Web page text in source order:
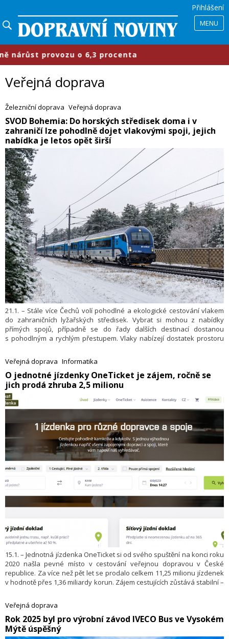
Přihlášení
MENU
procenta
Veřejná doprava
Železniční doprava Veřejná doprava
​SVOD Bohemia: Do horských středisek doma i v
zahraničí lze pohodlně dojet vlakovými spoji, jejich
nabídka je letos opět širší
21.1. – Stále více Čechů volí pohodlné a ekologické cestování vlakem
do zahraničních lyžařských středisek. Vybrat si mohou z nabídky
přímých spojů, případně se do řady dalších destinací dostanou
s pohodlným a rychlým přestupem. Vlaky nabízejí dostatek prostoru
také lůžkové nebo lehátkové vozy na nočních spojích. Cesta vlakem
na lyže může být ideální pro cesty na pololetní či jarní prázdniny,
stejně jako na víkendovou lyžovačku. Uvedl to Svaz osobních
železničních dopravců (SVOD Bohemia).
Veřejná doprava Informatika
​O jednotné jízdenky OneTicket je zájem, ročně se
jich prodá zhruba 2,5 milionu
15.1. – Jednotná jízdenka OneTicket si od svého spuštění na konci roku
2020 našla pevné místo v cestování veřejnou dopravou v České
republice. Za více než pět let se prodalo celkem 11,25 milionu jízdenek
v hodnotě přes 1,36 miliardy korun. Zájem cestujících zůstává stabilní –
Veřejná doprava
​Rok 2025 byl pro výrobní závod IVECO Bus ve Vysokém
Mýtě úspěšný